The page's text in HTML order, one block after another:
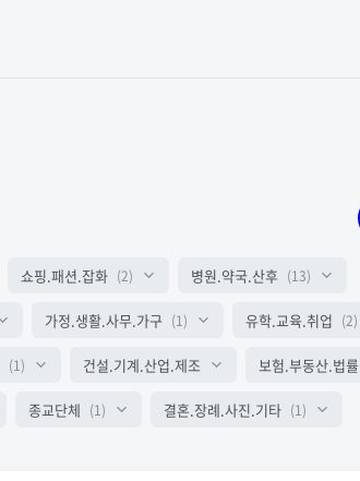
쇼핑.패션.잡화 (2) 병원.약국.산후 (13)
가정.생활.사무.가구 (1) 유학.교육.취업 (2)
(1) 건설.기계.산업.제조 보험.부동산.법률
종교단체 (1) 결혼.장례.사진.기타 (1)